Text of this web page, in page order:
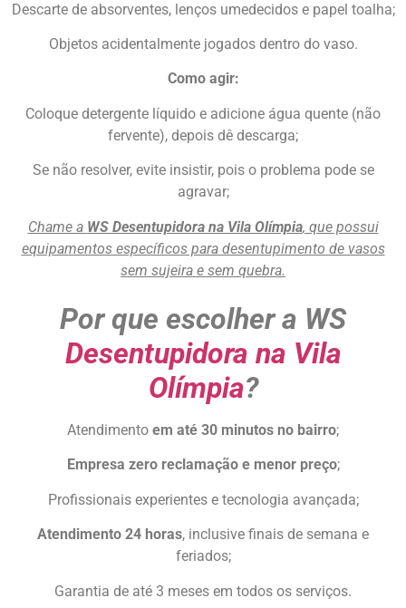
Descarte de absorventes, lenços umedecidos e papel toalha;
Objetos acidentalmente jogados dentro do vaso.
Como agir:
Coloque detergente líquido e adicione água quente (não
fervente), depois dê descarga;
Se não resolver, evite insistir, pois o problema pode se
agravar;
Chame a WS Desentupidora na Vila Olímpia, que possui
equipamentos específicos para desentupimento de vasos
sem sujeira e sem quebra.
Por que escolher a WS
Desentupidora na Vila
Olímpia?
Atendimento em até 30 minutos no bairro;
Empresa zero reclamação e menor preço;
Profissionais experientes e tecnologia avançada;
Atendimento 24 horas, inclusive finais de semana e
feriados;
Garantia de até 3 meses em todos os serviços.